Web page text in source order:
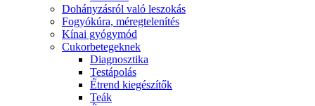
Dohányzásról való leszokás
Fogyókúra, méregtelenítés
Kínai gyógymód
Cukorbetegeknek
Diagnosztika
Testápolás
É́trend kiegészítők
Teák